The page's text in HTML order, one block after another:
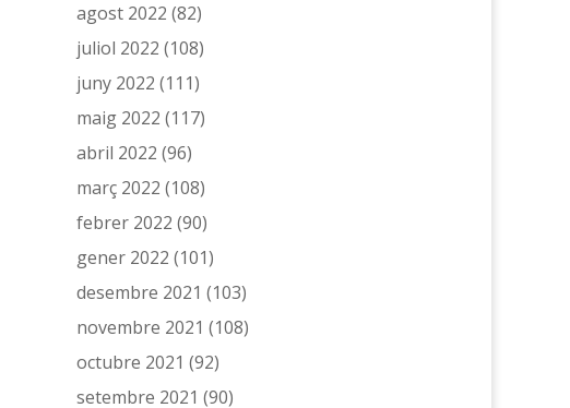
agost 2022 (82)
juliol 2022 (108)
juny 2022 (111)
maig 2022 (117)
abril 2022 (96)
març 2022 (108)
febrer 2022 (90)
gener 2022 (101)
desembre 2021 (103)
novembre 2021 (108)
octubre 2021 (92)
setembre 2021 (90)